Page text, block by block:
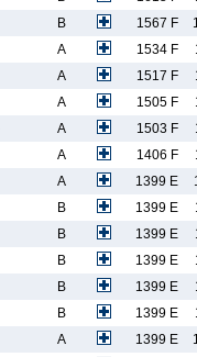
B 1567 F
A 1534 F
A 1517 F
A 1505 F
A 1503 F
A 1406 F
A 1399 E
B 1399 E
B 1399 E
B 1399 E
B 1399 E
B 1399 E
A 1399 E